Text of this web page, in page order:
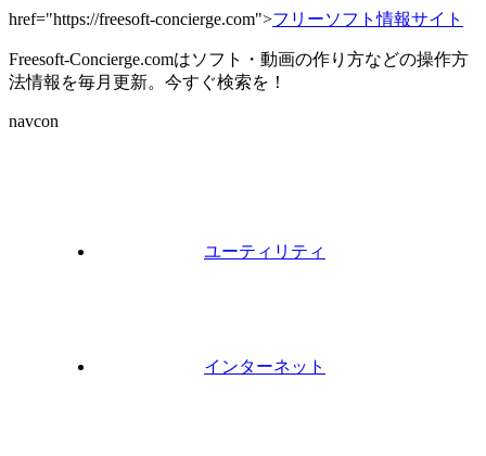
href="https://freesoft-concierge.com">フリーソフト情報サイト
Freesoft-Concierge.comはソフト・動画の作り方などの操作方
法情報を毎月更新。今すぐ検索を！
navcon
ユーティリティ
インターネット